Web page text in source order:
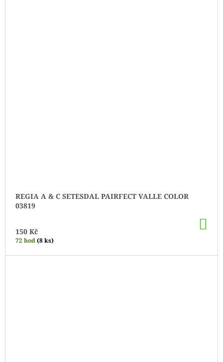
REGIA A & C SETESDAL PAIRFECT VALLE COLOR
03819
150 Kč
72 hod(8 ks)